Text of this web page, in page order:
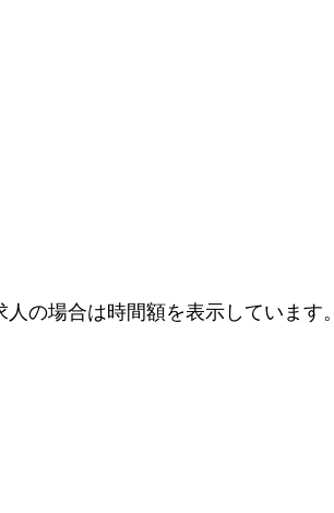
の場合は時間額を表示しています。